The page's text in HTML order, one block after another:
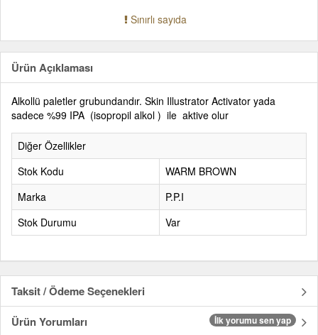
Sınırlı sayıda
Ürün Açıklaması
Alkollü paletler grubundandır. Skin Illustrator Activator yada
sadece %99 IPA (isopropil alkol ) ile aktive olur
Diğer Özellikler
Stok Kodu
WARM BROWN
Marka
P.P.I
Stok Durumu
Var
Taksit / Ödeme Seçenekleri
Ürün Yorumları
İlk yorumu sen yap